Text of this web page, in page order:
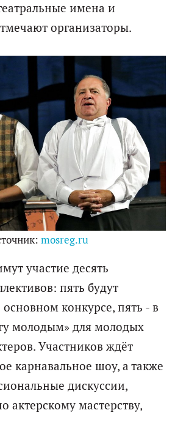
имена и
организаторы.
mosreg.ru
участие десять
пять будут
основном конкурсе, пять - в
молодым» для молодых
Участников ждёт
карнавальное шоу, а также
дискуссии,
актерскому мастерству,